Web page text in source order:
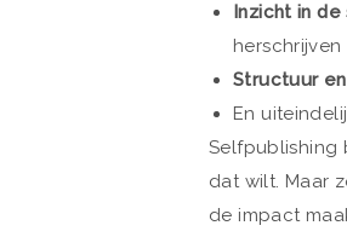
Inzicht in
herschrijven
Structuur
En
Selfpublishing
dat wilt. Maar
de impact